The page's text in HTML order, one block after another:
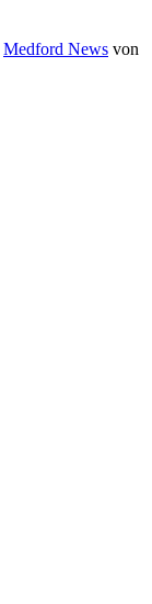
Medford News von